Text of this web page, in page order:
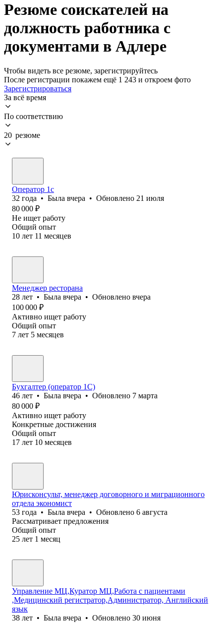
Резюме соискателей на
должность работника с
документами в Адлере
Чтобы видеть все резюме, зарегистрируйтесь
После регистрации покажем ещё 1 243 и откроем фото
Зарегистрироваться
За всё время
По соответствию
20 резюме
Оператор 1с
32 года • Была вчера • Обновлено 21 июля
80 000 ₽
Не ищет работу
Общий опыт
10 лет 11 месяцев
Менеджер ресторана
28 лет • Была вчера • Обновлено вчера
100 000 ₽
Активно ищет работу
Общий опыт
7 лет 5 месяцев
Бухгалтер (оператор 1С)
46 лет • Была вчера • Обновлено 7 марта
80 000 ₽
Активно ищет работу
Конкретные достижения
Общий опыт
17 лет 10 месяцев
Юрисконсульт, менеджер договорного и миграционного
отдела экономист
53 года • Была вчера • Обновлено 6 августа
Рассматривает предложения
Общий опыт
25 лет 1 месяц
Управление МЦ,Куратор МЦ,Работа с пациентами
,Медицинский регистратор,Администратор, Английский
язык
38 лет • Была вчера • Обновлено 30 июня